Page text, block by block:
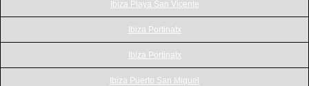
Ibiza Playa San Vicente
Ibiza Portinatx
Ibiza Portinatx
Ibiza Puerto San Miguel